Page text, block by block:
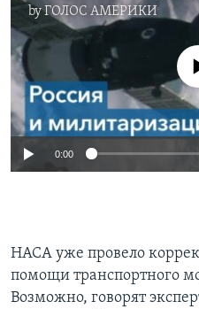
byГОЛОС АМЕРИКИ
No media
0:00
НАСА уже провело
помощи транспортного
Возможно, говорят